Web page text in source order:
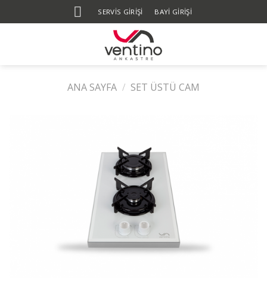
to
SERVIS GIRIŞI BAYİ GİRİŞİ
ANA SAYFA / SET ÜSTÜ CAM